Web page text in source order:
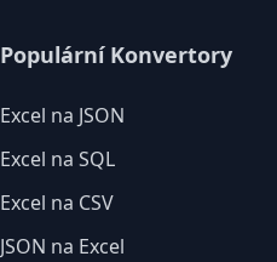
Populární Konvertory
Excel na JSON
Excel na SQL
Excel na CSV
JSON na Excel